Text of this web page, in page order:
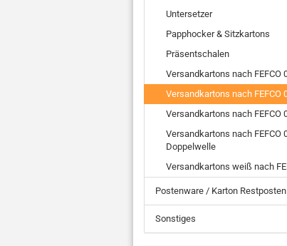
Untersetzer
Papphocker & Sitzkartons
Präsentschalen
Versandkartons nach FEFCO
Versandkartons nach FEFCO
Versandkartons nach FEFCO
Versandkartons nach FEFCO
Doppelwelle
Versandkartons weiß nach
Postenware / Karton Restposten
Sonstiges